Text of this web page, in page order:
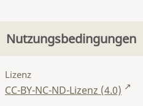
Nutzungsbedingungen
Lizenz
CC-BY-NC-ND-Lizenz (4.0)